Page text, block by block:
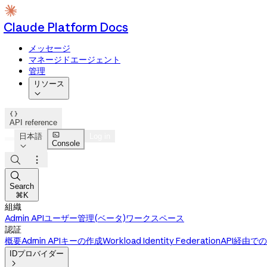
Claude Platform Docs
メッセージ
マネージドエージェント
管理
リソース


API reference
日本語


Console



Search
⌘K
組織
Admin APIユーザー管理(ベータ)ワークスペース
認証
概要Admin APIキーの作成Workload Identity FederationAPI経由で
IDプロバイダー
